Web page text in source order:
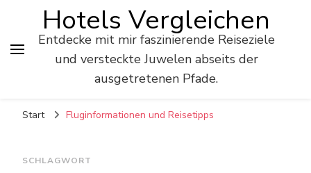
Hotels Vergleichen
Entdecke mit mir faszinierende Reiseziele
und versteckte Juwelen abseits der
ausgetretenen Pfade.
Start Fluginformationen und Reisetipps
SCHLAGWORT